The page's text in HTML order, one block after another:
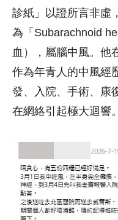
診紙」以證所言非虛
為「Subarachnoid
血），屬腦中風。他
作為年青人的中風經
發、入院、手術、康
在網絡引起極大迴響。